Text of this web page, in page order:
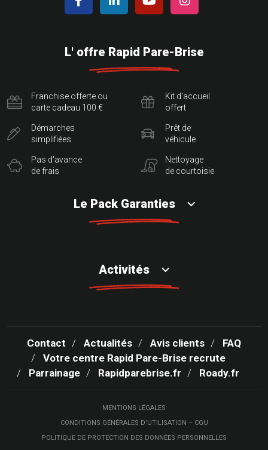
L' offre Rapid Pare-Brise
Franchise offerte ou
carte cadeau 100 €
Démarches
simplifiées
Pas d'avance
de frais
Kit d'accueil
offert
Prêt de
véhicule
Nettoyage
de courtoisie
Le Pack Garanties
Activités
Contact Actualités Avis clients
FAQ
Votre centre Rapid Pare-Brise recrute
Parrainage
Rapidparebrise.fr Roady.fr
MENTIONS LÉGALES
CONDITIONS GÉNÉRALES D’UTILISATION – CGU
POLITIQUE DE PROTECTION DES DONNÉES PERSONNELLES